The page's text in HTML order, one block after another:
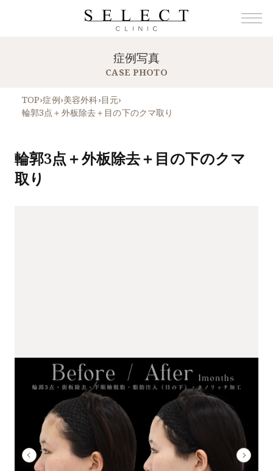
症例写真
CASE PHOTO
TOP›症例›美容外科›目元›
輪郭3点＋外板除去＋目の下のクマ取り
輪郭3点＋外板除去＋目の下のクマ
取り